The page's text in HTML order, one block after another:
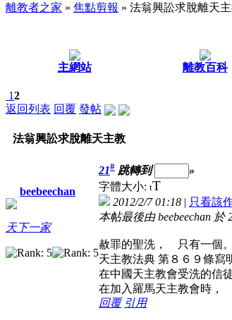
離教者之家 » 焦點剪報 » 法翁興訟求脫離天
主網站 離教百科
12
返回列表 回覆 發帖
法翁興訟求脫離天主教
beebeechan
天下一家
21# 跳轉到
»
字體大小: tT
2012/2/7 01:18 | 只看該
本帖最後由 beebeechan 於
赦罪的聖洗， 只有一個。
天主教法典 第８６９條寫
在中國天主教會受洗的信
在加入羅馬天主教會時，
回覆 引用